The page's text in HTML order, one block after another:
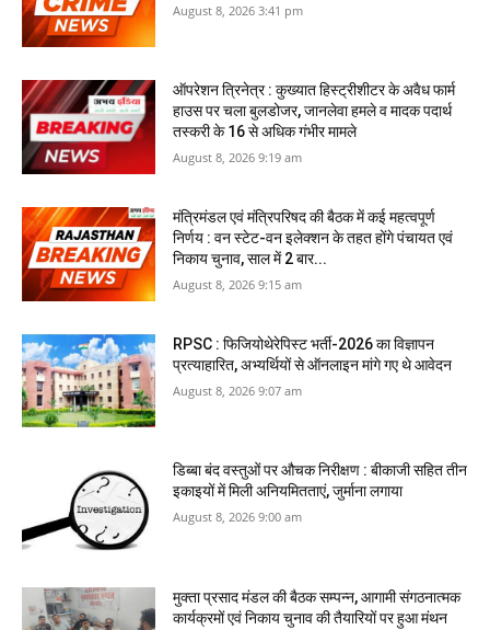
August 8, 2026 3:41 pm
ऑपरेशन त्रिनेत्र : कुख्यात हिस्ट्रीशीटर के अवैध फार्म
हाउस पर चला बुलडोजर, जानलेवा हमले व मादक पदार्थ
तस्करी के 16 से अधिक गंभीर मामले
August 8, 2026 9:19 am
मंत्रिमंडल एवं मंत्रिपरिषद की बैठक में कई महत्वपूर्ण
निर्णय : वन स्टेट-वन इलेक्शन के तहत होंगे पंचायत एवं
निकाय चुनाव, साल में 2 बार...
August 8, 2026 9:15 am
RPSC : फिजियोथेरेपिस्ट भर्ती-2026 का विज्ञापन
प्रत्याहारित, अभ्‍यर्थियों से ऑनलाइन मांगे गए थे आवेदन
August 8, 2026 9:07 am
डिब्बा बंद वस्तुओं पर औचक निरीक्षण : बीकाजी सहित तीन
इकाइयों में मिली अनियमितताएं, जुर्माना लगाया
August 8, 2026 9:00 am
मुक्ता प्रसाद मंडल की बैठक सम्पन्न, आगामी संगठनात्मक
कार्यक्रमों एवं निकाय चुनाव की तैयारियों पर हुआ मंथन